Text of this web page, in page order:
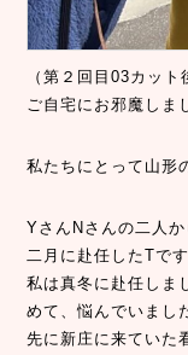
（第２回目03カッ
ご自宅にお邪魔しま
私たちにとって山形
YさんNさんの二人か
二月に赴任したTです
私は真冬に赴任しま
めて、悩んでいまし
先に新庄に来ていた